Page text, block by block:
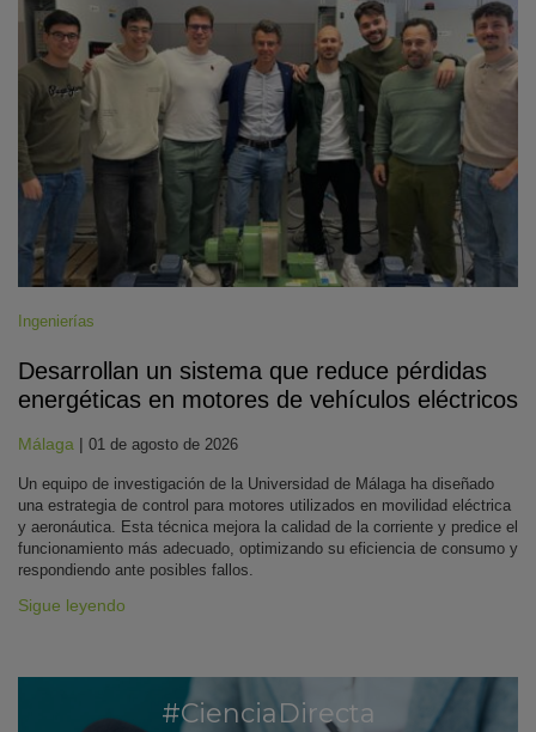
Ingenierías
Desarrollan un sistema que reduce pérdidas
energéticas en motores de vehículos eléctricos
Málaga | 01 de agosto de 2026
Un equipo de investigación de la Universidad de Málaga ha diseñado
una estrategia de control para motores utilizados en movilidad eléctrica
y aeronáutica. Esta técnica mejora la calidad de la corriente y predice el
funcionamiento más adecuado, optimizando su eficiencia de consumo y
respondiendo ante posibles fallos.
Sigue leyendo
#CienciaDirecta